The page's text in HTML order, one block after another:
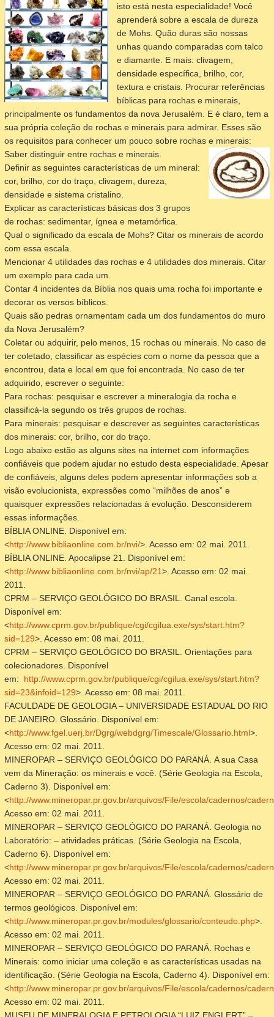
isto está nesta especialidade! Você
aprenderá sobre a escala de dureza
de Mohs. Quão duras são nossas
unhas quando comparadas com talco
e diamante. E mais: clivagem,
densidade específica, brilho, cor,
textura e cristais. Procurar referências
bíblicas para rochas e minerais,
principalmente os fundamentos da nova Jerusalém. E é claro, tem a
sua própria coleção de rochas e minerais para admirar. Esses são
os requisitos para conhecer um pouco sobre rochas e minerais:
Saber distinguir entre rochas e minerais.
Definir as seguintes características de um mineral:
cor, brilho, cor do traço, clivagem, dureza,
densidade e sistema cristalino.
Explicar as características básicas dos 3 grupos
de rochas: sedimentar, ígnea e metamórfica.
Qual o significado da escala de Mohs? Citar os minerais de acordo
com essa escala.
Mencionar 4 utilidades das rochas e 4 utilidades dos minerais. Citar
um exemplo para cada um.
Contar 4 incidentes da Bíblia nos quais uma rocha foi importante e
decorar os versos bíblicos.
Quais são pedras ornamentam cada um dos fundamentos do muro
da Nova Jerusalém?
Coletar ou adquirir, pelo menos, 15 rochas ou minerais. No caso de
ter coletado, classificar as espécies com o nome da pessoa que a
encontrou, data e local em que foi encontrada. No caso de ter
adquirido, escrever o seguinte:
Para rochas: pesquisar e escrever a mineralogia da rocha e
classificá-la segundo os três grupos de rochas.
Para minerais: pesquisar e descrever as seguintes características
dos minerais: cor, brilho, cor do traço.
Logo abaixo estão as alguns sites na internet com informações
confiáveis que podem ajudar no estudo desta especialidade. Apesar
de confiáveis, alguns deles podem apresentar informações sob a
visão evolucionista, expressões como “milhões de anos” e
quaisquer expressões relacionadas à evolução. Desconsiderem
essas informações.
BÍBLIA ONLINE. Disponível em:
<http://www.bibliaonline.com.br/nvi/>. Acesso em: 02 mai. 2011.
BÍBLIA ONLINE. Apocalipse 21
. Disponível em:
<http://www.bibliaonline.com.br/nvi/ap/21>. Acesso em: 02 mai.
2011.
CPRM – SERVIÇO GEOLÓGICO DO BRASIL. Canal escola
Disponível em:
<http://www.cprm.gov.br/publique/cgi/cgilua.exe/sys/start.htm?
sid=129>. Acesso em: 08 mai. 2011.
CPRM – SERVIÇO GEOLÓGICO DO BRASIL. Orientações para
colecionadores . Disponível
em: http://www.cprm.gov.br/publique/cgi/cgilua.exe/sys/start.htm?
sid=23&infoid=129>. Acesso em: 08 mai. 2011.
FACULDADE DE GEOLOGIA – UNIVERSIDADE ESTADUAL DO RIO
DE JANEIRO. Glossário . Disponível em:
<http://www.fgel.uerj.br/Dgrg/webdgrg/Timescale/Glossario.html>.
Acesso em: 02 mai. 2011.
MINEROPAR – SERVIÇO GEOLÓGICO DO PARANÁ. A sua Casa
vem da Mineração: os minerais e você . (Série Geologia na Escola,
Caderno 3). Disponível em:
<http://www.mineropar.pr.gov.br/arquivos/File/escola/cadernos/
Acesso em: 02 mai. 2011.
MINEROPAR – SERVIÇO GEOLÓGICO DO PARANÁ. Geologia no
Laboratório: – atividades práticas . (Série Geologia na Escola,
Caderno 6). Disponível em:
<http://www.mineropar.pr.gov.br/arquivos/File/escola/cadernos/
Acesso em: 02 mai. 2011.
MINEROPAR – SERVIÇO GEOLÓGICO DO PARANÁ. Glossário de
termos geológicos . Disponível em:
<http://www.mineropar.pr.gov.br/modules/glossario/conteudo.php>.
Acesso em: 02 mai. 2011.
MINEROPAR – SERVIÇO GEOLÓGICO DO PARANÁ. Rochas e
Minerais: como iniciar uma coleção e as características usadas na
identificação . (Série Geologia na Escola, Caderno 4). Disponível em:
<http://www.mineropar.pr.gov.br/arquivos/File/escola/cadernos/
Acesso em: 02 mai. 2011.
MUSEU DE MINERALOGIA E PETROLOGIA “LUIZ ENGLERT” –